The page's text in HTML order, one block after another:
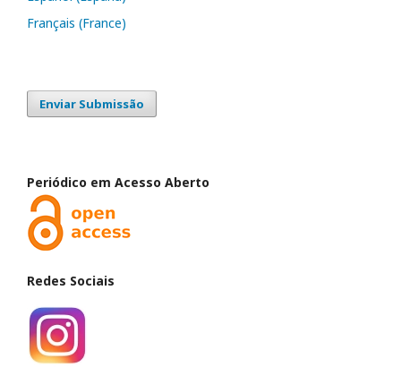
Français (France)
Enviar Submissão
Periódico em Acesso Aberto
Redes Sociais